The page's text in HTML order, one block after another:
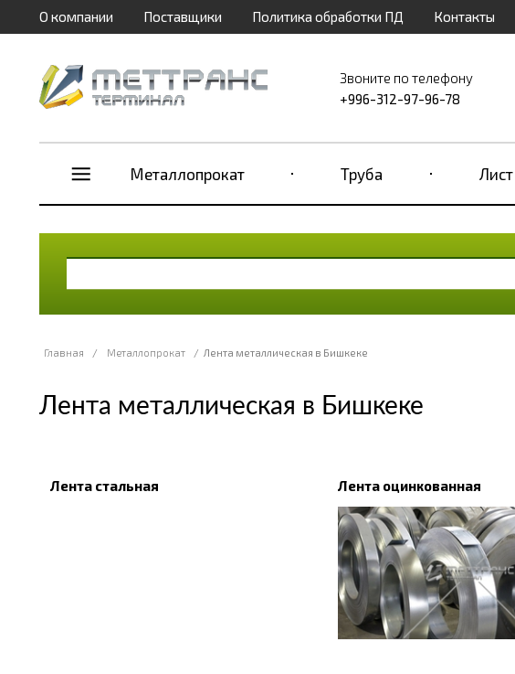
О компании Поставщики Политика обработки ПД Контакты
Звоните по телефону
+996-312-97-96-78
Металлопрокат Труба Лист
Главная / Металлопрокат / Лента металлическая в Бишкеке
Лента металлическая в Бишкеке
Лента стальная Лента оцинкованная